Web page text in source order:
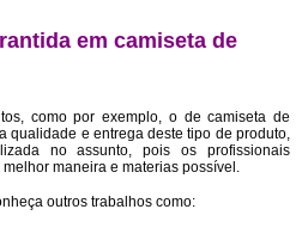
em camiseta de
como por exemplo, o de camiseta de
qualidade e entrega deste tipo de produto,
no assunto, pois os profissionais
maneira e materias possível.
outros trabalhos como: